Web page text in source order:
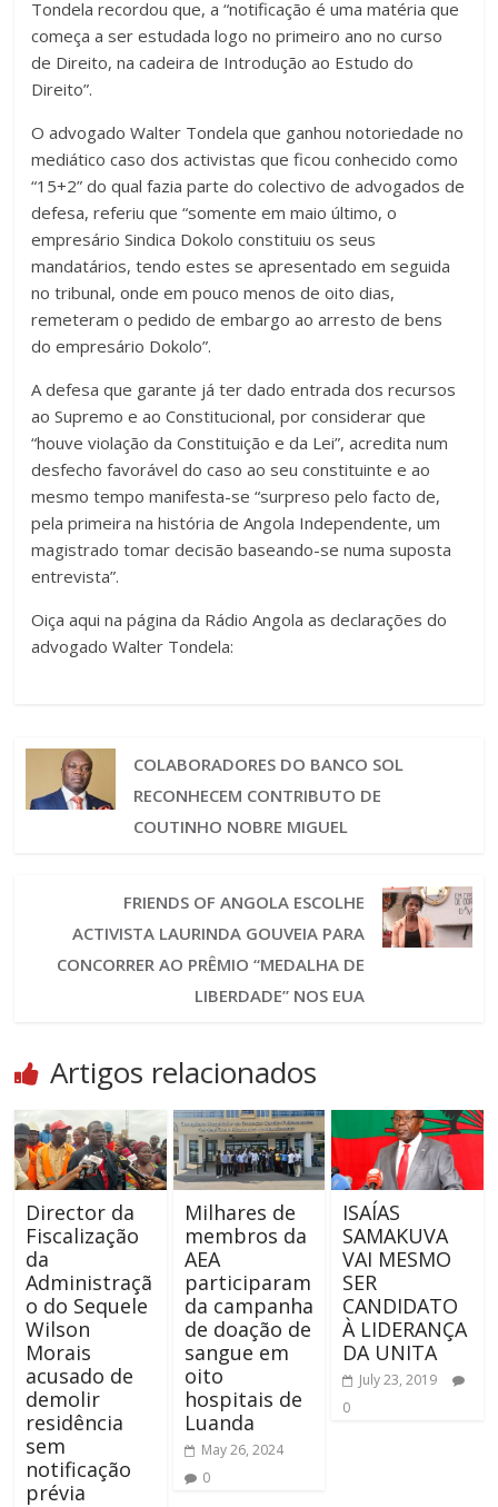
Tondela recordou que, a “notificação é uma matéria que
começa a ser estudada logo no primeiro ano no curso
de Direito, na cadeira de Introdução ao Estudo do
Direito”.
O advogado Walter Tondela que ganhou notoriedade no
mediático caso dos activistas que ficou conhecido como
“15+2” do qual fazia parte do colectivo de advogados de
defesa, referiu que “somente em maio último, o
empresário Sindica Dokolo constituiu os seus
mandatários, tendo estes se apresentado em seguida
no tribunal, onde em pouco menos de oito dias,
remeteram o pedido de embargo ao arresto de bens
do empresário Dokolo”.
A defesa que garante já ter dado entrada dos recursos
ao Supremo e ao Constitucional, por considerar que
“houve violação da Constituição e da Lei”, acredita num
desfecho favorável do caso ao seu constituinte e ao
mesmo tempo manifesta-se “surpreso pelo facto de,
pela primeira na história de Angola Independente, um
magistrado tomar decisão baseando-se numa suposta
entrevista”.
Oiça aqui na página da Rádio Angola as declarações do
advogado Walter Tondela:
COLABORADORES DO BANCO SOL
RECONHECEM CONTRIBUTO DE
COUTINHO NOBRE MIGUEL
FRIENDS OF ANGOLA ESCOLHE
ACTIVISTA LAURINDA GOUVEIA PARA
CONCORRER AO PRÊMIO “MEDALHA DE
LIBERDADE” NOS EUA
Artigos relacionados
Director da
Fiscalização
da
Administraçã
o do Sequele
Wilson
Morais
acusado de
demolir
residência
sem
notificação
prévia
Milhares de
membros da
AEA
participaram
da campanha
de doação de
sangue em
oito
hospitais de
Luanda
May 26, 2024
0
ISAÍAS
SAMAKUVA
VAI MESMO
SER
CANDIDATO
À LIDERANÇA
DA UNITA
July 23, 2019
0